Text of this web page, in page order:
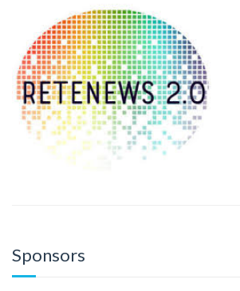
Sponsors